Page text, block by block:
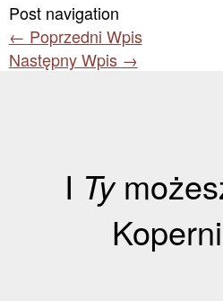
Post navigation
← Poprzedni Wpis
Następny Wpis →
I Ty